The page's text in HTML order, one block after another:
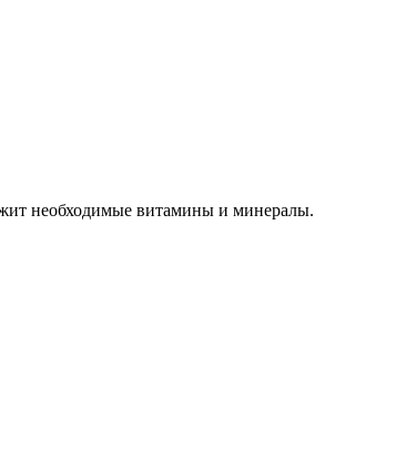
необходимые витамины и минералы.